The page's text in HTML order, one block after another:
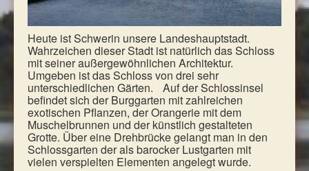
Heute ist Schwerin unsere Landeshauptstadt.
Wahrzeichen dieser Stadt ist natürlich das Schloss
mit seiner außergewöhnlichen Architektur.
Umgeben ist das Schloss von drei sehr
unterschiedlichen Gärten. Auf der Schlossinsel
befindet sich der Burggarten mit zahlreichen
exotischen Pflanzen, der Orangerie mit dem
Muschelbrunnen und der künstlich gestalteten
Grotte. Über eine Drehbrücke gelangt man in den
Schlossgarten der als barocker Lustgarten mit
vielen verspielten Elementen angelegt wurde.